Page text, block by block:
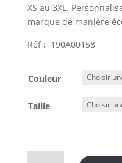
XS au 3XL.
marque de manière
Réf : 190A00158
Couleur
Taille